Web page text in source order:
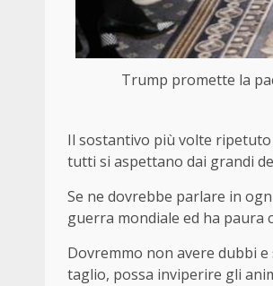
Trump promette la
Il sostantivo più volte
tutti si aspettano dai grandi
Se ne dovrebbe parlare in
guerra mondiale ed ha paura
Dovremmo non avere dubbi e
taglio, possa inviperire gli